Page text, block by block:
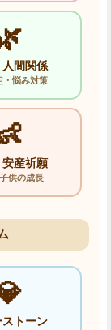
間関係
・悩み対策
産祈願
供の成長
トーン